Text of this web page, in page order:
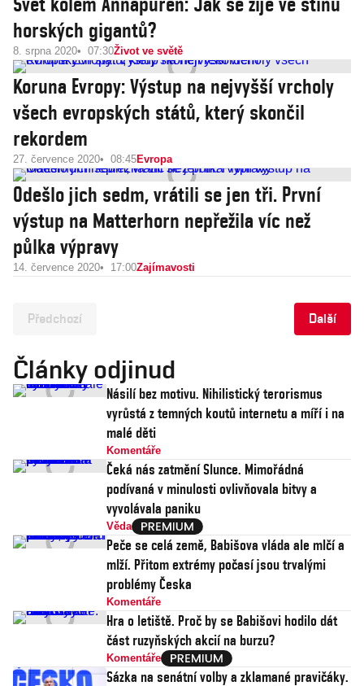
horských gigantů?
8. srpna 2020 07:30Život ve světě
Koruna Evropy: Výstup na nejvyšší vrcholy
všech evropských států, který skončil
rekordem
27. července 2020 08:45Evropa
Odešlo jich sedm, vrátili se jen tři. První
výstup na Matterhorn nepřežila víc než
půlka výpravy
14. července 2020 17:00Zajímavosti
Předchozí Další
Články odjinud
Násilí bez motivu. Nihilistický terorismus
vyrůstá z temných koutů internetu a míří i na
malé děti
Komentáře
Čeká nás zatmění Slunce. Mimořádná
podívaná v minulosti ovlivňovala bitvy a
vyvolávala paniku
Věda
Peče se celá země, Babišova vláda ale mlčí a
mlží. Přitom extrémy počasí jsou trvalými
problémy Česka
Komentáře
Hra o letiště. Proč by se Babišovi hodilo dát
část ruzyňských akcií na burzu?
Komentáře
Sázka na senátní volby a zklamané pravičáky.